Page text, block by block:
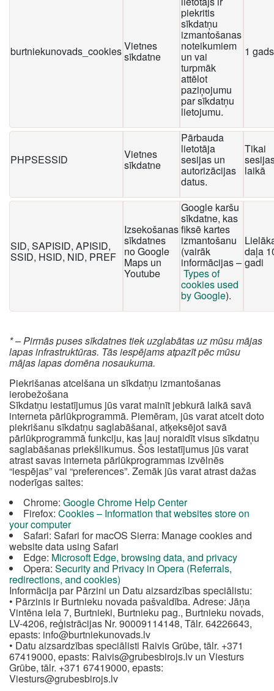
burtniekunovads_cookiesVietnes
sīkdatne
piekritis
sīkdatņu
izmantošanas
noteikumiem
un vai
turpmāk
attēlot
paziņojumu
par sīkdatņu
lietojumu.
1 gads
PHPSESSID Vietnes
sīkdatne
Pārbauda
lietotāja
sesijas un
autorizācijas
datus.
Tikai
laikā
SID, SAPISID, APISID,
SSID, HSID, NID, PREF
Izsekošanas
sīkdatnes
no Google
Maps un
Youtube
Google karšu
sīkdatne, kas
fiksē kartes
izmantošanu
(vairāk
informācijas –
Types of
cookies used
by Google).
daļa
gadi
* – Pirmās puses sīkdatnes tiek uzglabātas uz mūsu mājas
lapas infrastruktūras. Tās iespējams atpazīt pēc mūsu
mājas lapas domēna nosaukuma.
Piekrišanas atcelšana un sīkdatņu izmantošanas
ierobežošana
Sīkdatņu iestatījumus jūs varat mainīt jebkurā laikā savā
interneta pārlūkprogrammā. Piemēram, jūs varat atcelt doto
piekrišanu sīkdatņu saglabāšanai, atķeksējot savā
pārlūkprogrammā funkciju, kas ļauj noraidīt visus sīkdatņu
saglabāšanas priekšlikumus. Šos iestatījumus jūs varat
atrast savas interneta pārlūkprogrammas izvēlnēs
“iespējas” vai “preferences”. Zemāk jūs varat atrast dažas
noderīgas saites:
Chrome: Google Chrome Help Center
Firefox: Cookies – Information that websites store on
your computer
Safari: Safari for macOS Sierra: Manage cookies and
website data using Safari
Edge: Microsoft Edge, browsing data, and privacy
Opera: Security and Privacy in Opera (Referrals,
redirections, and cookies)
Informācija par Pārzini un Datu aizsardzības speciālistu:
• Pārzinis ir Burtnieku novada pašvaldība. Adrese: Jāņa
Vintēna iela 7, Burtnieki, Burtnieku pag., Burtnieku novads,
LV-4206, reģistrācijas Nr. 90009114148, Tālr. 64226643,
epasts: info@burtniekunovads.lv
• Datu aizsardzības speciālisti Raivis Grūbe, tālr. +371
67419000, epasts: Raivis@grubesbirojs.lv un Viesturs
Grūbe, tālr. +371 67419000, epasts:
Viesturs@grubesbirojs.lv